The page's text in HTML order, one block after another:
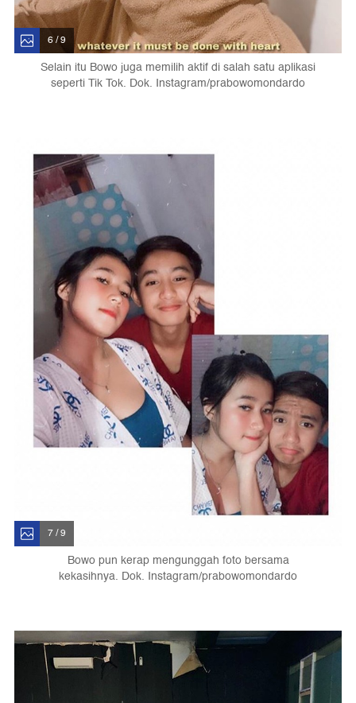
6 / 9
Selain itu Bowo juga memilih aktif di salah satu aplikasi
seperti Tik Tok. Dok. Instagram/prabowomondardo
7 / 9
Bowo pun kerap mengunggah foto bersama
kekasihnya. Dok. Instagram/prabowomondardo